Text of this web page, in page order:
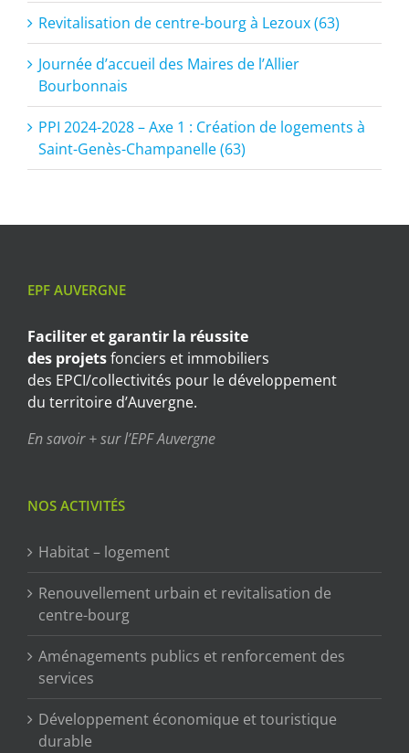
Revitalisation de centre-bourg à Lezoux (63)
Journée d’accueil des Maires de l’Allier
Bourbonnais
PPI 2024-2028 – Axe 1 : Création de logements à
Saint-Genès-Champanelle (63)
EPF AUVERGNE
Faciliter et garantir la réussite
des projetsfonciers et immobiliers
des EPCI/collectivités pour le développement
du territoire d’Auvergne.
En savoir + sur l’EPF Auvergne
NOS ACTIVITÉS
Habitat – logement
Renouvellement urbain et revitalisation de
centre-bourg
Aménagements publics et renforcement des
services
Développement économique et touristique
durable